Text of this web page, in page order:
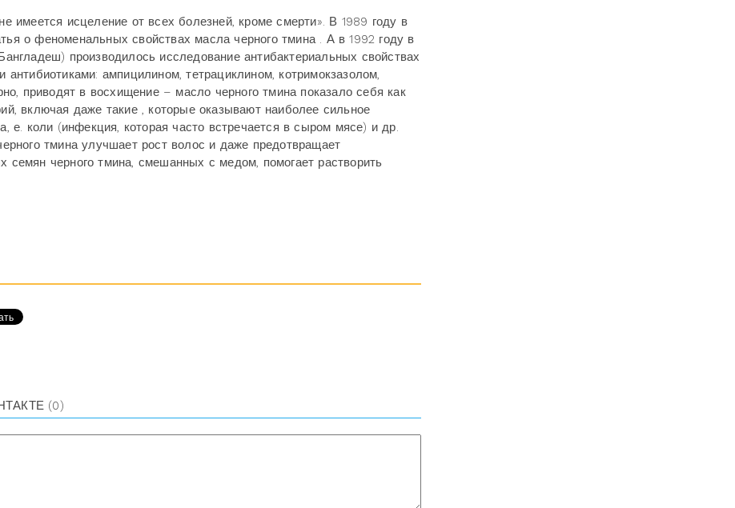
исцеление от всех болезней, кроме смерти». В 1989 году в
о феноменальных свойствах масла черного тмина . А в 1992 году в
производилось исследование антибактериальных свойствах
ампицилином, тетрациклином, котримокзазолом,
приводят в восхищение – масло черного тмина показало себя как
включая даже такие , которые оказывают наиболее сильное
е. коли (инфекция, которая часто встречается в сыром мясе) и др.
тмина улучшает рост волос и даже предотвращает
семян черного тмина, смешанных с медом, помогает растворить
(0)